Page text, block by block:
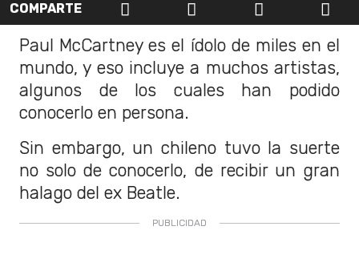
COMPARTE
Paul McCartney es el ídolo de miles en el
mundo, y eso incluye a muchos artistas,
algunos de los cuales han podido
conocerlo en persona.
Sin embargo, un chileno tuvo la suerte
no solo de conocerlo, de recibir un gran
halago del ex Beatle.